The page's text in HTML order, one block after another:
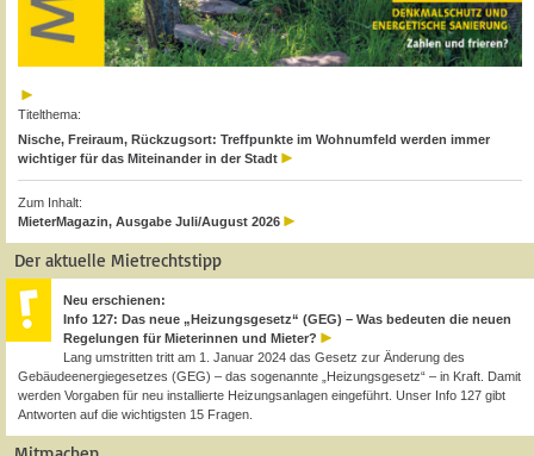
Titelthema:
Nische, Freiraum, Rückzugsort: Treffpunkte im Wohnumfeld werden immer
wichtiger für das Miteinander in der Stadt
Zum Inhalt:
MieterMagazin, Ausgabe Juli/August 2026
Der aktuelle Mietrechtstipp
Neu erschienen:
Info 127: Das neue „Heizungsgesetz“ (GEG) – Was bedeuten die neuen
Regelungen für Mieterinnen und Mieter?
Lang umstritten tritt am 1. Januar 2024 das Gesetz zur Änderung des
Gebäudeenergiegesetzes (GEG) – das sogenannte „Heizungsgesetz“ – in Kraft. Damit
werden Vorgaben für neu installierte Heizungsanlagen eingeführt. Unser Info 127 gibt
Antworten auf die wichtigsten 15 Fragen.